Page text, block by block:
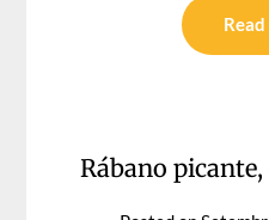
Rábano